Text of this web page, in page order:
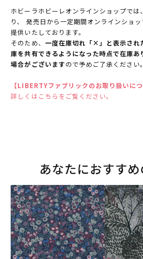
ホビーラホビーレオンラインショップでは
り、 発売日から一定期間オンラインショ
提供いたしております。
そのため、 一度在庫切れ「×」と表示され
庫を共有できるようになった時点で在庫あ
場合がございますので予めご了承ください。
【LIBERTYファブリックのお取り扱いにつ
詳しくはこちらをご覧ください。
あなたにおすす